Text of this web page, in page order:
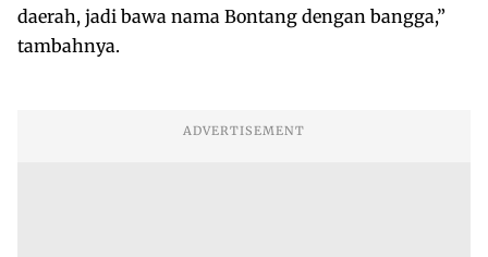
daerah, jadi bawa nama Bontang dengan bangga,”
tambahnya.